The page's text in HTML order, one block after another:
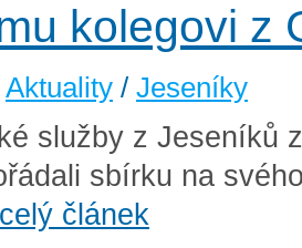
kolegovi z
Aktuality / Jeseníky
služby z Jeseníků
sbírku na
celý článek